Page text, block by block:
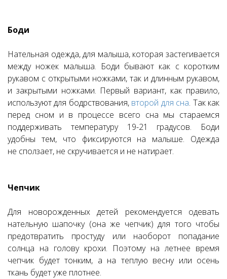
Боди
Нательная одежда, для малыша, которая застегивается
между ножек малыша. Боди бывают как с коротким
рукавом с открытыми ножками, так и длинным рукавом,
и закрытыми ножками. Первый вариант, как правило,
используют для бодрствования, второй для сна. Так как
перед сном и в процессе всего сна мы стараемся
поддерживать температуру 19-21 градусов. Боди
удобны тем, что фиксируются на малыше. Одежда
не сползает, не скручивается и не натирает.
Чепчик
Для новорожденных детей рекомендуется одевать
нательную шапочку (она же чепчик) для того чтобы
предотвратить простуду или наоборот попадание
солнца на голову крохи. Поэтому на летнее время
чепчик будет тонким, а на теплую весну или осень
ткань будет уже плотнее.